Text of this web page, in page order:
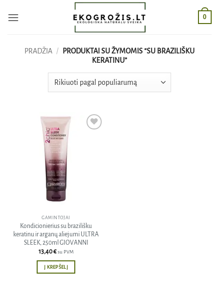
0
PRADŽIA /
PRODUKTAI SU ŽYMOMIS “SU BRAZILIŠKU
KERATINU”
GAMINTOJAI
Kondicionierius su brazilišku
keratinu ir arganų aliejumi ULTRA
SLEEK, 250ml GIOVANNI
13,40€ su PVM
Į KREPŠELĮ